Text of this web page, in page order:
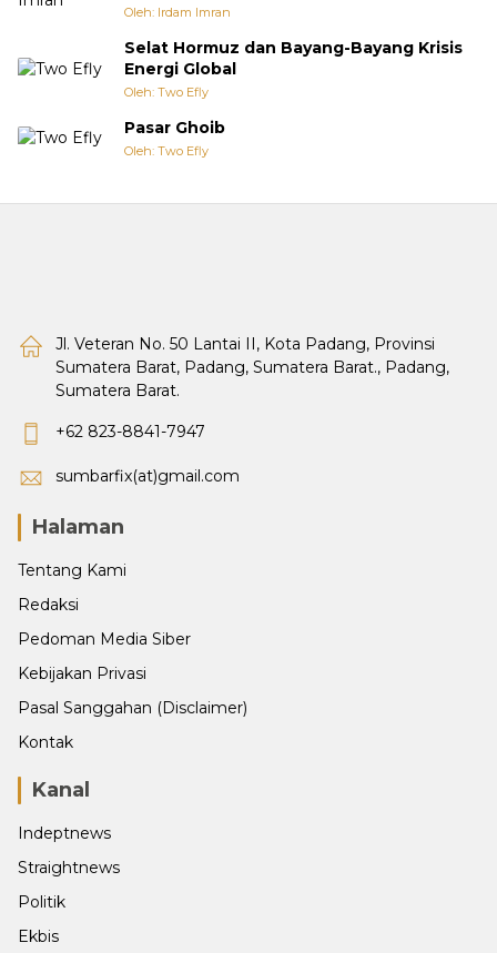
Oleh: Irdam Imran
Selat Hormuz dan Bayang-Bayang Krisis
Energi Global
Oleh: Two Efly
Pasar Ghoib
Oleh: Two Efly
Jl. Veteran No. 50 Lantai II, Kota Padang, Provinsi
Sumatera Barat, Padang, Sumatera Barat., Padang,
Sumatera Barat.
+62 823-8841-7947
sumbarfix(at)gmail.com
Halaman
Tentang Kami
Redaksi
Pedoman Media Siber
Kebijakan Privasi
Pasal Sanggahan (Disclaimer)
Kontak
Kanal
Indeptnews
Straightnews
Politik
Ekbis